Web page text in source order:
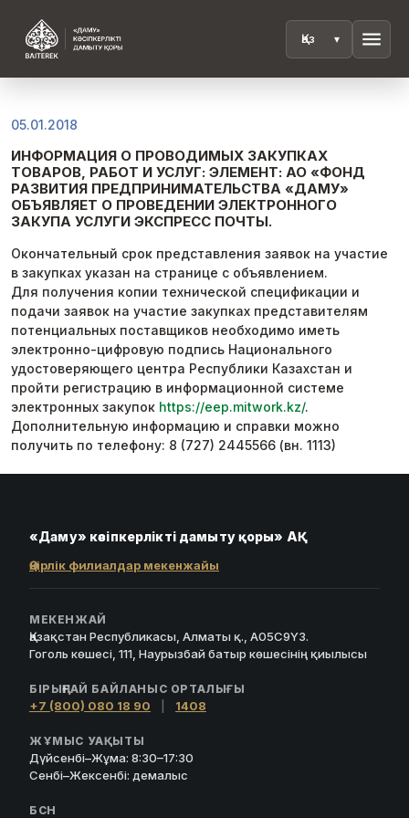
menu
05.01.2018
ИНФОРМАЦИЯ О ПРОВОДИМЫХ ЗАКУПКАХ
ТОВАРОВ, РАБОТ И УСЛУГ: ЭЛЕМЕНТ: АО «ФОНД
РАЗВИТИЯ ПРЕДПРИНИМАТЕЛЬСТВА «ДАМУ»
ОБЪЯВЛЯЕТ О ПРОВЕДЕНИИ ЭЛЕКТРОННОГО
ЗАКУПА УСЛУГИ ЭКСПРЕСС ПОЧТЫ.
Окончательный срок представления заявок на участие
в закупках указан на странице с объявлением.
Для получения копии технической спецификации и
подачи заявок на участие закупках представителям
потенциальных поставщиков необходимо иметь
электронно-цифровую подпись Национального
удостоверяющего центра Республики Казахстан и
пройти регистрацию в информационной системе
электронных закупок https://eep.mitwork.kz/.
Дополнительную информацию и справки можно
получить по телефону: 8 (727) 2445566 (вн. 1113)
«Даму» кәсіпкерлікті дамыту қоры» АҚ
Өңірлік филиалдар мекенжайы
МЕКЕНЖАЙ
Қазақстан Республикасы, Алматы қ., A05C9Y3.
Гоголь көшесі, 111, Наурызбай батыр көшесінің қиылысы
БІРЫҢҒАЙ БАЙЛАНЫС ОРТАЛЫҒЫ
+7 (800) 080 18 90 1408
ЖҰМЫС УАҚЫТЫ
Дүйсенбі–Жұма: 8:30–17:30
Сенбі–Жексенбі: демалыс
БСН